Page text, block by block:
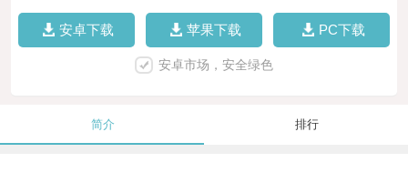
安卓下载 苹果下载 PC下载
安卓市场，安全绿色
简介 排行